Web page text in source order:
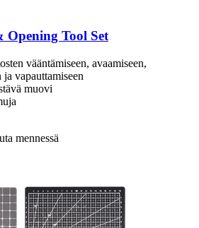
Tool Set
vääntämiseen, avaamiseen,
ja vapauttamiseen
muovi
mennessä